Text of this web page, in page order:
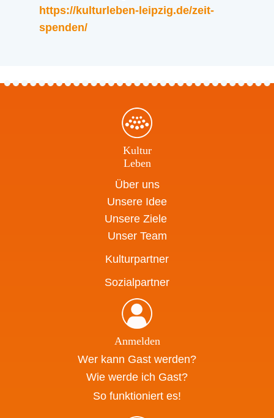
https://kulturleben-leipzig.de/zeit-
spenden/
Kultur
Leben
Über uns
Unsere Idee
Unsere Ziele
Unser Team
Kulturpartner
Sozialpartner
Anmelden
Wer kann Gast werden?
Wie werde ich Gast?
So funktioniert es!